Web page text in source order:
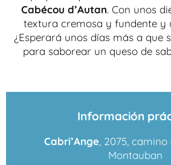
Cabécou d’Autan. Con unos
textura cremosa y fundente y
¿Esperará unos días más a que
para saborear un queso de
Información
Cabri’Ange, 2075, camino
Montauban